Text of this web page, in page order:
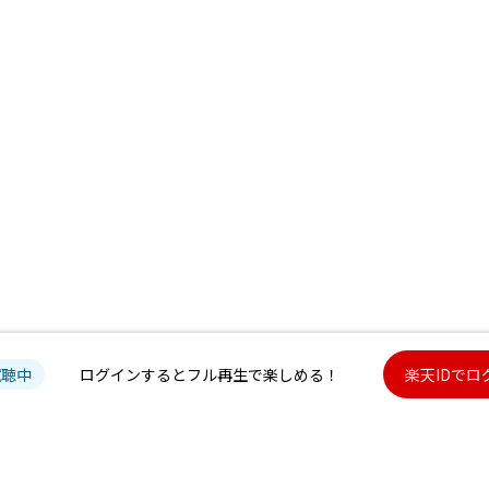
中 ログインするとフル再生で楽しめる！ 楽天IDでロ